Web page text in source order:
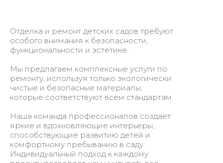
Отделка и ремонт детских садов требуют
особого внимания к безопасности,
функциональности и эстетике.
Мы предлагаем комплексные услуги по
ремонту, используя только экологически
чистые и безопасные материалы,
которые соответствуют всем стандартам.
Наша команда профессионалов создает
яркие и вдохновляющие интерьеры,
способствующие развитию детей и
комфортному пребыванию в саду.
Индивидуальный подход к каждому